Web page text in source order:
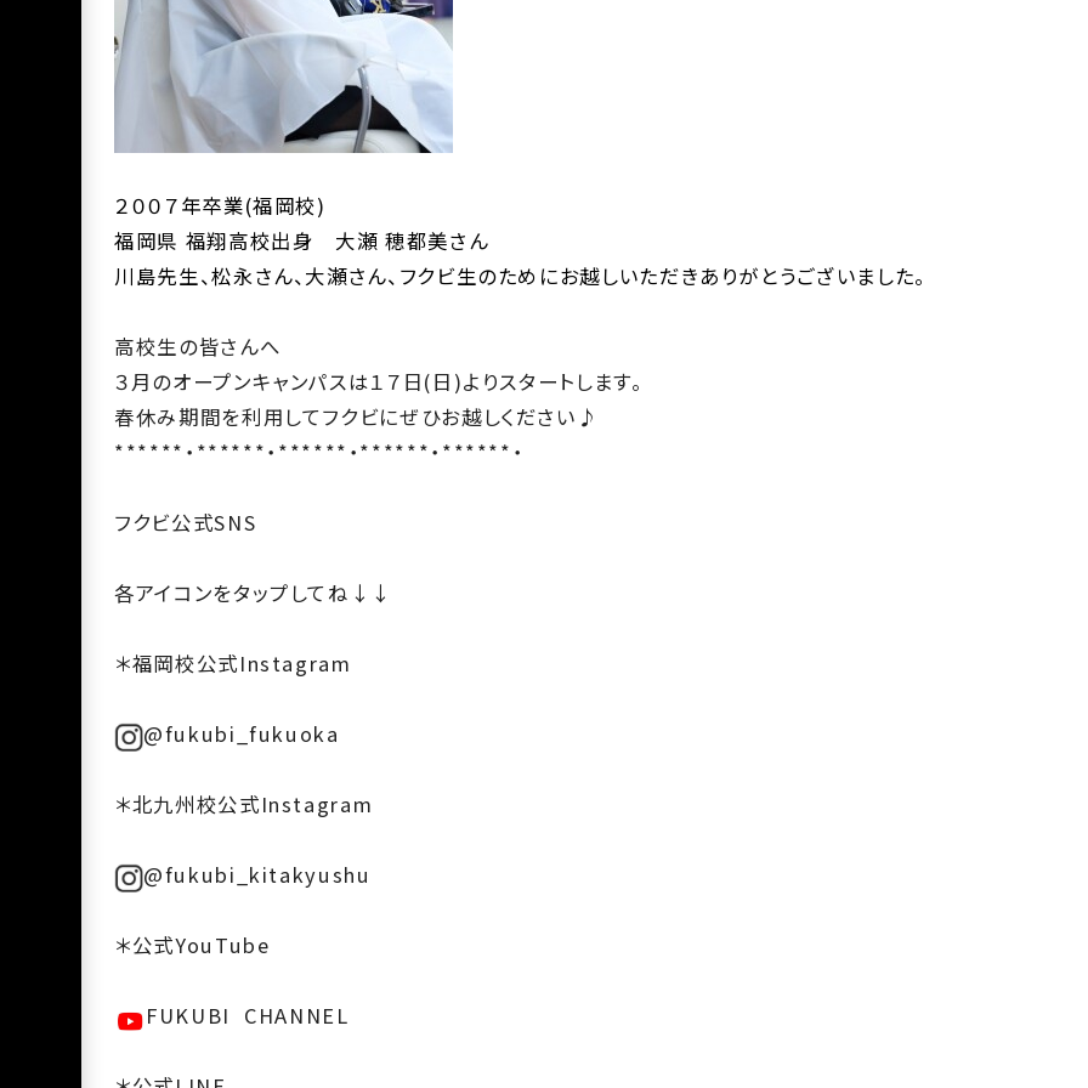
２００７年卒業(福岡校)
福岡県 福翔高校出身 大瀬 穂都美さん
川島先生、松永さん、大瀬さん、フクビ生のためにお越しいただきありがとうございました。
高校生の皆さんへ
３月のオープンキャンパスは１７ 日(日 )よりスタートします。
春休み期間を利用してフクビにぜひお越しください♪
******・******・******・******・******・
フクビ公式SNS
各アイコンをタップしてね↓↓
＊福岡校公式Instagram
@fukubi_fukuoka
＊北九州校公式Instagram
@fukubi_kitakyushu
＊公式YouTube
FUKUBI CHANNEL